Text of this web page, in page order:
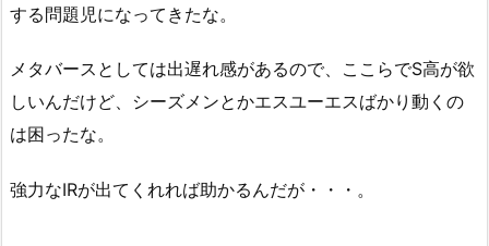
する問題児になってきたな。
メタバースとしては出遅れ感があるので、ここらでS高が欲
しいんだけど、シーズメンとかエスユーエスばかり動くの
は困ったな。
強力なIRが出てくれれば助かるんだが・・・。